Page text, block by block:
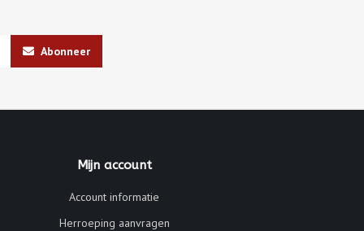
Abonneer
Mijn account
Account informatie
Herroeping aanvragen